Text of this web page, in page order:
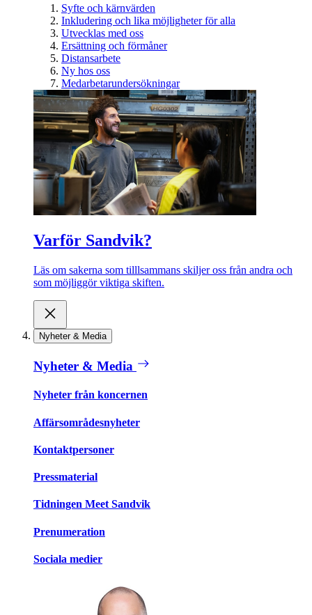
Syfte och kärnvärden
Inkludering och lika möjligheter för alla
Utvecklas med oss
Ersättning och förmåner
Distansarbete
Ny hos oss
Medarbetarundersökningar
Varför Sandvik?
Läs om sakerna som tilllsammans skiljer oss från andra och
som möjliggör viktiga skiften.
Nyheter & Media
Nyheter & Media
Nyheter från koncernen
Affärsområdesnyheter
Kontaktpersoner
Pressmaterial
Tidningen Meet Sandvik
Prenumeration
Sociala medier